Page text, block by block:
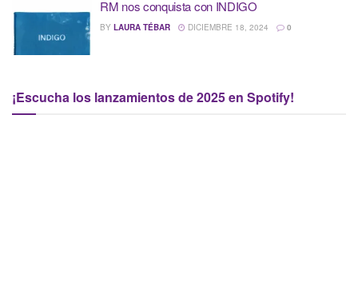
RM nos conquista con INDIGO
BY LAURA TÉBAR DICIEMBRE 18, 2024 0
¡Escucha los lanzamientos de 2025 en Spotify!